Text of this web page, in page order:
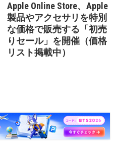
Apple Online Store、Apple
製品やアクセサリを特別
な価格で販売する「初売
りセール」を開催（価格
リスト掲載中）